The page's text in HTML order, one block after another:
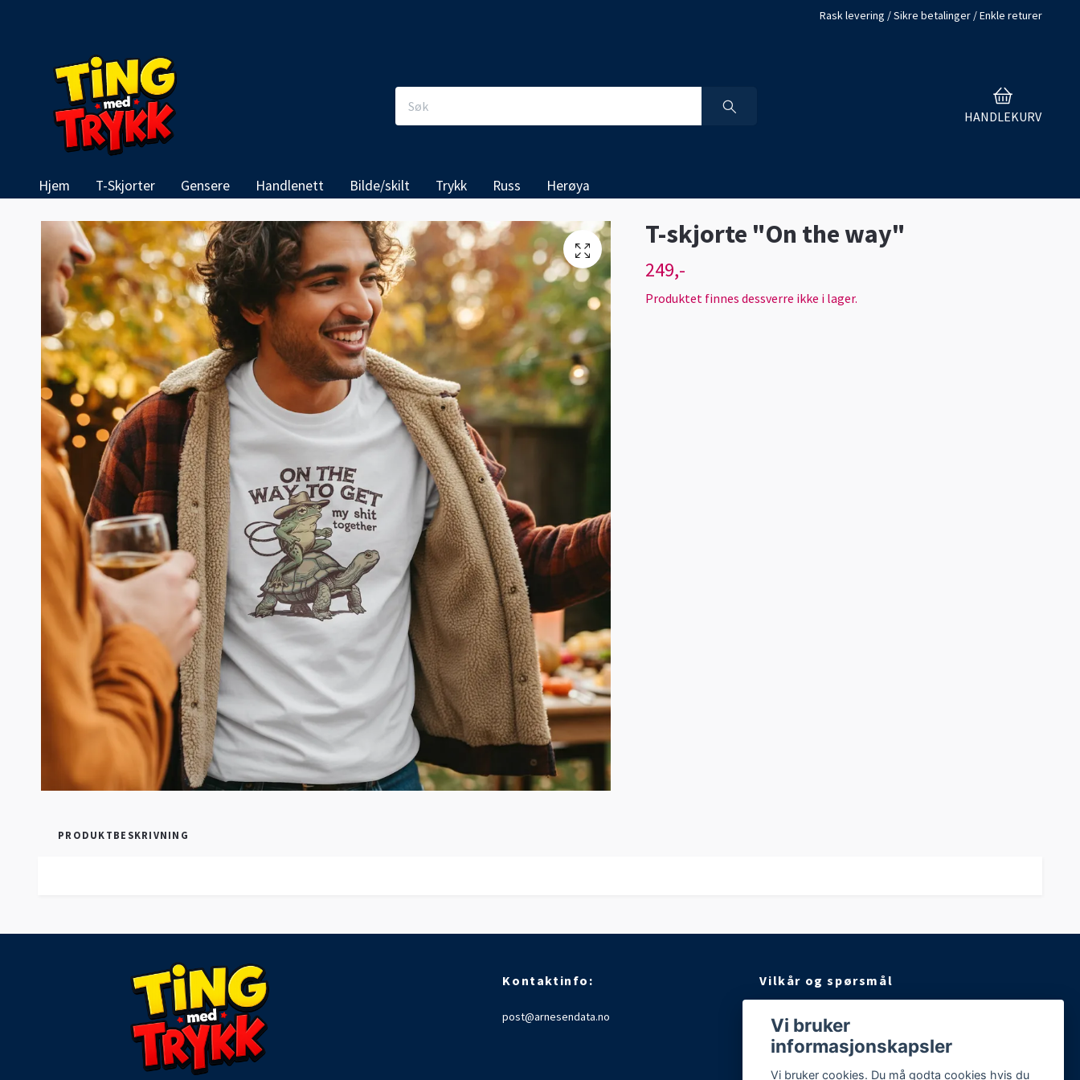
Rask levering / Sikre betalinger / Enkle returer
HANDLEKURV
Hjem T-Skjorter Gensere Handlenett Bilde/skilt Trykk Russ Herøya
T-skjorte "On the way"
249,-
Produktet finnes dessverre ikke i lager.
PRODUKTBESKRIVNING
Kontaktinfo:
post@arnesendata.no
Vilkår og spørsmål
Vilkår og betingelser
Kontakt oss!
Vi bruker
informasjonskapsler
Vi bruker cookies. Du må godta cookies hvis du